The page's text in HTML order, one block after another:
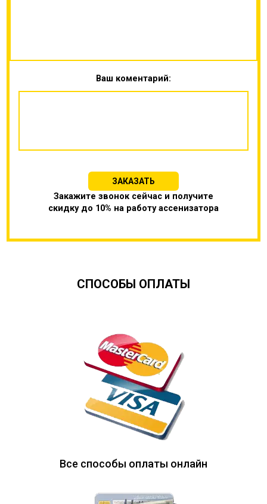
Ваш коментарий:
ЗАКАЗАТЬ
Закажите звонок сейчас и получите
скидку до 10% на работу ассенизатора
СПОСОБЫ ОПЛАТЫ
Все способы оплаты онлайн